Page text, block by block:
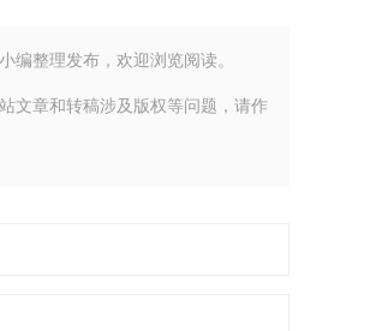
编整理发布，欢迎浏览阅读。
文章和转稿涉及版权等问题，请作